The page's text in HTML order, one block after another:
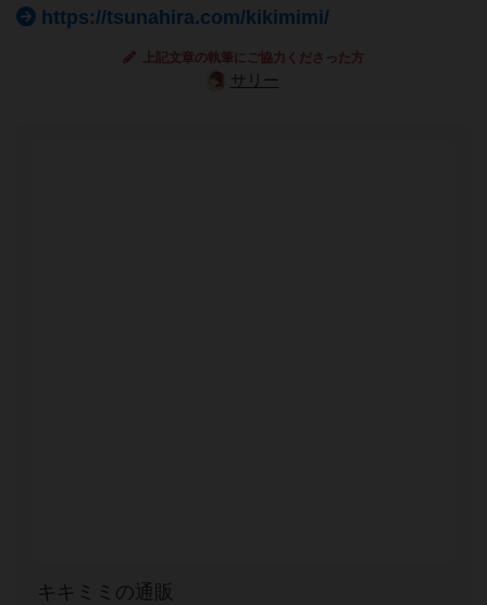
https://tsunahira.com/kikimimi/
上記文章の執筆にご協力くださった方
サリー
キキミミの通販